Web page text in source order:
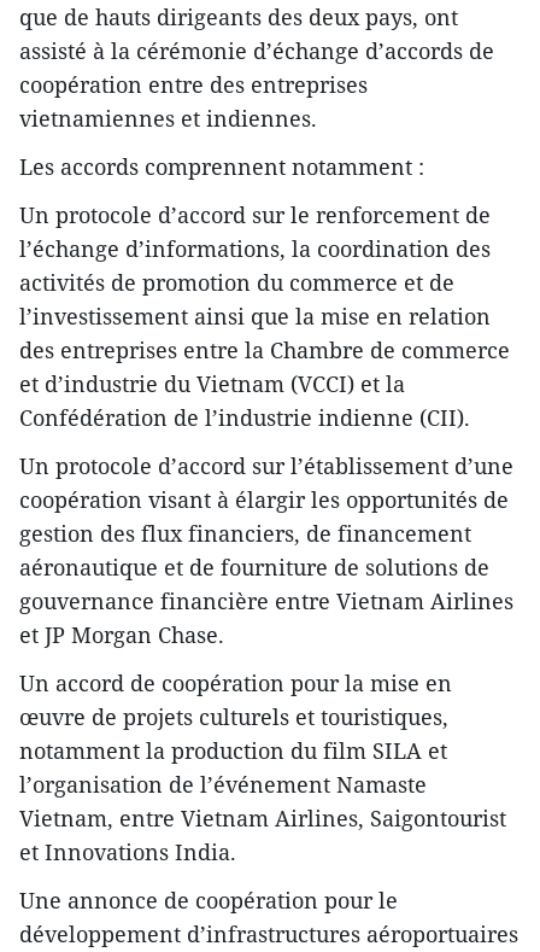
que de hauts dirigeants des deux pays, ont
assisté à la cérémonie d’échange d’accords de
coopération entre des entreprises
vietnamiennes et indiennes.
Les accords comprennent notamment :
​​Un protocole d’accord sur le renforcement de
l’échange d’informations, la coordination des
activités de promotion du commerce et de
l’investissement ainsi que la mise en relation
des entreprises entre la Chambre de commerce
et d’industrie du Vietnam (VCCI) et la
Confédération de l’industrie indienne (CII).
​Un protocole d’accord sur l’établissement d’une
coopération visant à élargir les opportunités de
gestion des flux financiers, de financement
aéronautique et de fourniture de solutions de
gouvernance financière entre Vietnam Airlines
et JP Morgan Chase.
​Un accord de coopération pour la mise en
œuvre de projets culturels et touristiques,
notamment la production du film SILA et
l’organisation de l’événement Namaste
Vietnam, entre Vietnam Airlines, Saigontourist
et Innovations India.
​​Une annonce de coopération pour le
développement d’infrastructures aéroportuaires